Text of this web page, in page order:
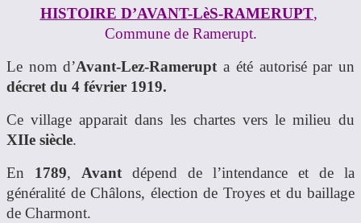
HISTOIRE D’AVANT-LèS-RAMERUPT,
Commune de Ramerupt.
Le nom d’Avant-Lez-Ramerupta été autorisé par un
décret du 4 février 1919.
Ce village apparait dans les chartes vers le milieu du
XIIe siècle.
En 1789, Avantdépend de l’intendance et de la
généralité de Châlons, élection de Troyes et du baillage
de Charmont.